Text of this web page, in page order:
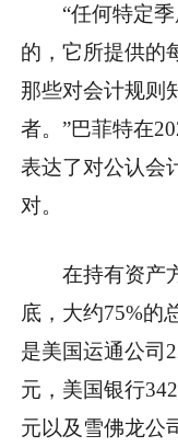
“任何特定
的，它所提供的
那些对会计规则
者。”巴菲特在
表达了对公认会
对。
在持有资产
底，大约75%的
是美国运通公司
元，美国银行
元以及雪佛龙公